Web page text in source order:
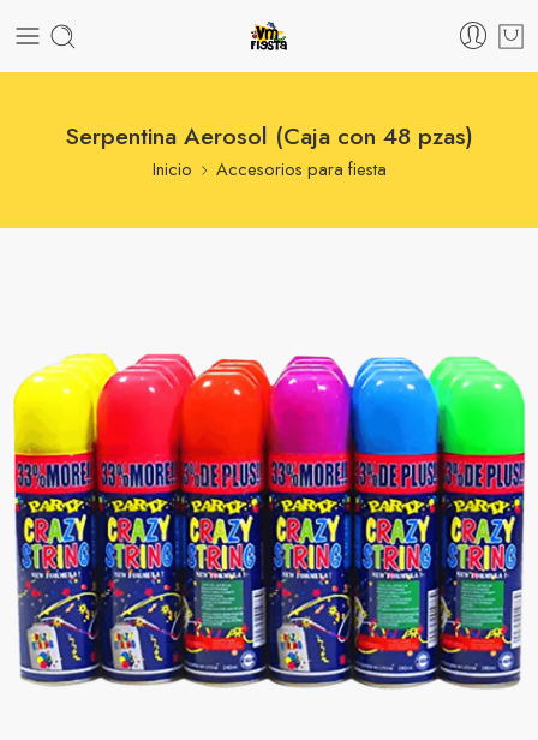
Serpentina Aerosol (Caja con 48 pzas)
Inicio Accesorios para fiesta